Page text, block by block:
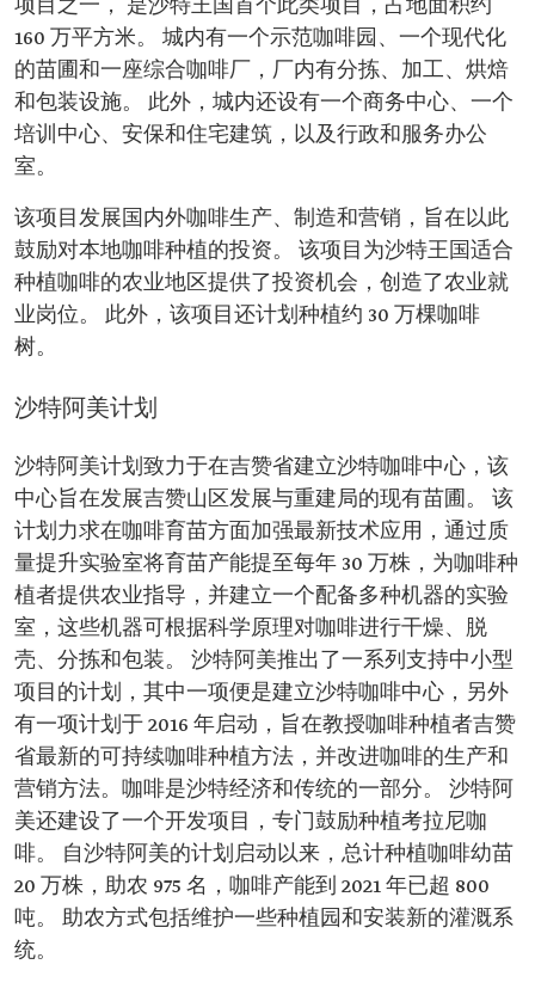
项目之一， 是沙特王国首个此类项目，占地面积约
160 万平方米。 城内有一个示范咖啡园、一个现代化
的苗圃和一座综合咖啡厂，厂内有分拣、加工、烘焙
和包装设施。 此外，城内还设有一个商务中心、一个
培训中心、安保和住宅建筑，以及行政和服务办公
室。
该项目发展国内外咖啡生产、制造和营销，旨在以此
鼓励对本地咖啡种植的投资。 该项目为沙特王国适合
种植咖啡的农业地区提供了投资机会，创造了农业就
业岗位。 此外，该项目还计划种植约 30 万棵咖啡
树。
沙特阿美计划
沙特阿美计划致力于在吉赞省建立沙特咖啡中心，该
中心旨在发展吉赞山区发展与重建局的现有苗圃。 该
计划力求在咖啡育苗方面加强最新技术应用，通过质
量提升实验室将育苗产能提至每年 30 万株，为咖啡种
植者提供农业指导，并建立一个配备多种机器的实验
室，这些机器可根据科学原理对咖啡进行干燥、脱
壳、分拣和包装。 沙特阿美推出了一系列支持中小型
项目的计划，其中一项便是建立沙特咖啡中心，另外
有一项计划于 2016 年启动，旨在教授咖啡种植者吉赞
省最新的可持续咖啡种植方法，并改进咖啡的生产和
营销方法。咖啡是沙特经济和传统的一部分。 沙特阿
美还建设了一个开发项目，专门鼓励种植考拉尼咖
啡。 自沙特阿美的计划启动以来，总计种植咖啡幼苗
20 万株，助农 975 名，咖啡产能到 2021 年已超 800
吨。 助农方式包括维护一些种植园和安装新的灌溉系
统。